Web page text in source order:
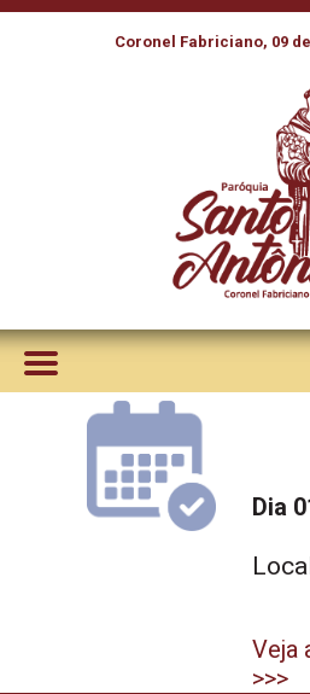
Coronel Fabriciano, 09
Dia
Veja
>>>